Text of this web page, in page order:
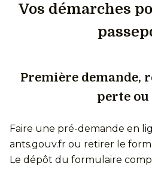
Vos démarches
Première demande,
perte ou
Faire une pré-demande en
ants.gouv.fr ou retirer le
Le dépôt du formulaire